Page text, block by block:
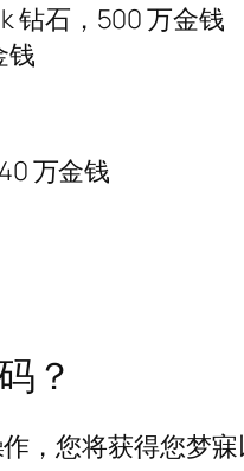
钻石，500 万金钱
钱
万金钱
？
，您将获得您梦寐